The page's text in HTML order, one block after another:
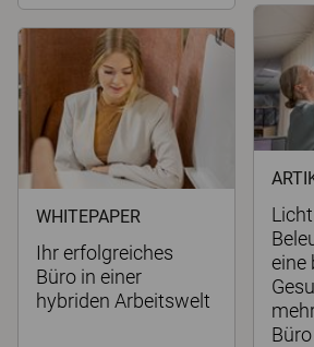
eine
Büro
WHITEPAPER
Ihr erfolgreiches
Büro in einer
hybriden Arbeitswelt